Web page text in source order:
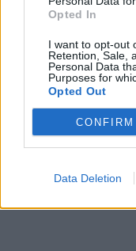
Opted In
I want to opt-out
Retention, Sale,
Personal Data
Purposes for
Opted Out
CONFIRM
Data Deletion